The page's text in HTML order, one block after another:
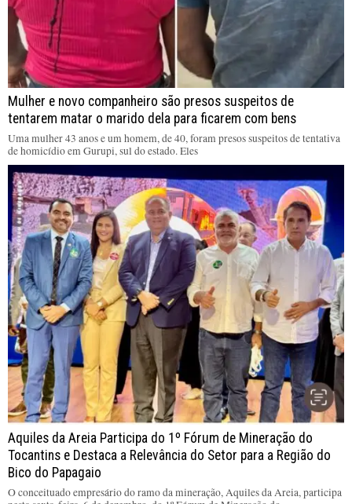
Mulher e novo companheiro são presos suspeitos de
tentarem matar o marido dela para ficarem com bens
Uma mulher 43 anos e um homem, de 40, foram presos suspeitos de tentativa
de homicídio em Gurupi, sul do estado. Eles
Aquiles da Areia Participa do 1º Fórum de Mineração do
Tocantins e Destaca a Relevância do Setor para a Região do
Bico do Papagaio
O conceituado empresário do ramo da mineração, Aquiles da Areia, participa